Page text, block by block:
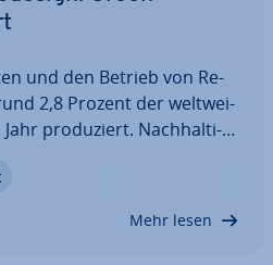
und den Betrieb von Re­
2,8 Prozent der welt­wei­
Jahr pro­du­ziert. Nach­hal­ti­
zu re­du­zie­ren und
Mehr lesen